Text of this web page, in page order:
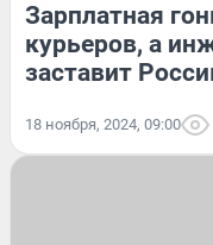
Зарплатная
курьеров, а
заставит
18 ноября, 2024, 09:00